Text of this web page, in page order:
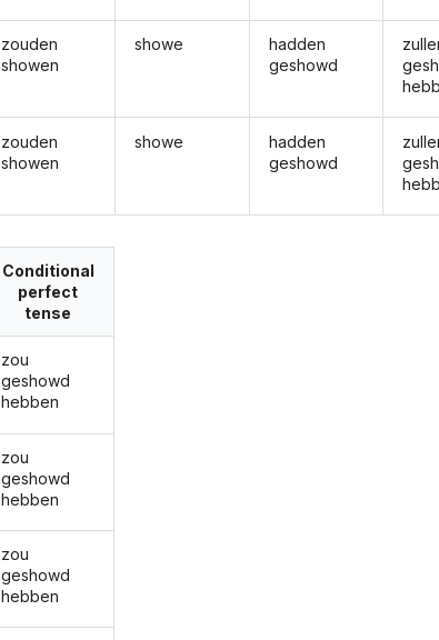
zouden
showen
zouden
showen
showe
showe
hadden
geshowd
hadden
geshowd
Conditional
perfect
tense
zou
geshowd
hebben
zou
geshowd
hebben
zou
geshowd
hebben